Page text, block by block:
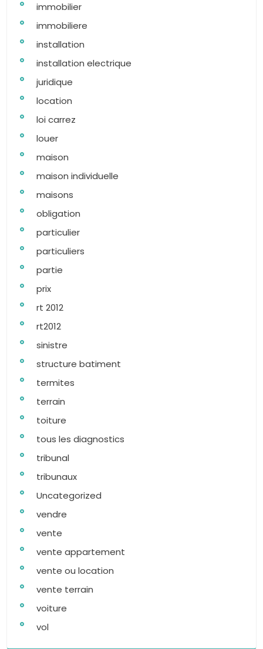
immobilier
immobiliere
installation
installation electrique
juridique
location
loi carrez
louer
maison
maison individuelle
maisons
obligation
particulier
particuliers
partie
prix
rt 2012
rt2012
sinistre
structure batiment
termites
terrain
toiture
tous les diagnostics
tribunal
tribunaux
Uncategorized
vendre
vente
vente appartement
vente ou location
vente terrain
voiture
vol